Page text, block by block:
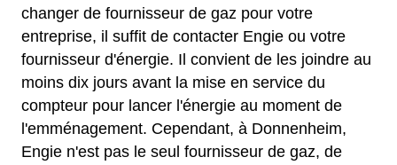
changer de fournisseur de gaz pour votre
entreprise, il suffit de contacter Engie ou votre
fournisseur d'énergie. Il convient de les joindre au
moins dix jours avant la mise en service du
compteur pour lancer l'énergie au moment de
l'emménagement. Cependant, à Donnenheim,
Engie n'est pas le seul fournisseur de gaz, de